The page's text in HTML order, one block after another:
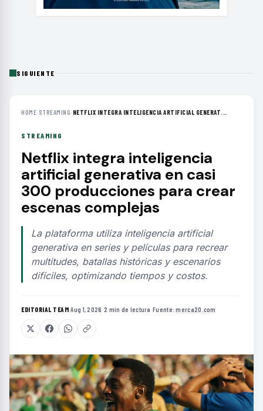
SIGUIENTE
HOME› STREAMING› NETFLIX INTEGRA INTELIGENCIA ARTIFICIAL GENERAT...
STREAMING
Netflix integra inteligencia
artificial generativa en casi
300 producciones para crear
escenas complejas
La plataforma utiliza inteligencia artificial
generativa en series y películas para recrear
multitudes, batallas históricas y escenarios
difíciles, optimizando tiempos y costos.
EDITORIAL TEAM·Aug 1, 2026 ·2 min de lectura ·Fuente:merca20.com